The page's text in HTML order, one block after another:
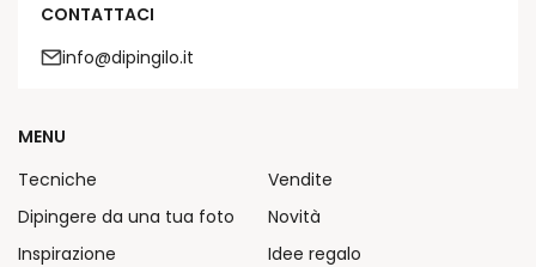
CONTATTACI
info@dipingilo.it
MENU
Tecniche
Dipingere da una tua foto
Inspirazione
Vendite
Novità
Idee regalo